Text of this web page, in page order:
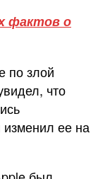
фактов о
по злой
что
ее на